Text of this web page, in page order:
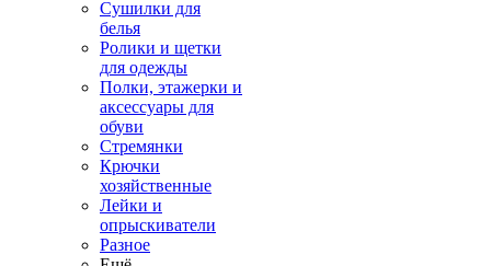
Сушилки для
белья
Ролики и щетки
для одежды
Полки, этажерки и
аксессуары для
обуви
Стремянки
Крючки
хозяйственные
Лейки и
опрыскиватели
Разное